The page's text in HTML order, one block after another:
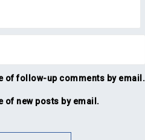
of follow-up comments by email.
of new posts by email.